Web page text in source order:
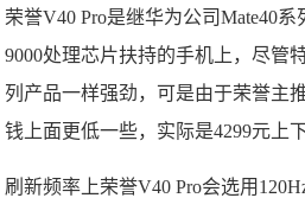
荣誉V40 Pro是继华为公司Mate40
9000处理芯片扶持的手机上，尽管
列产品一样强劲，可是由于荣誉主
钱上面更低一些，实际是4299元上
刷新频率上荣誉V40 Pro会选用